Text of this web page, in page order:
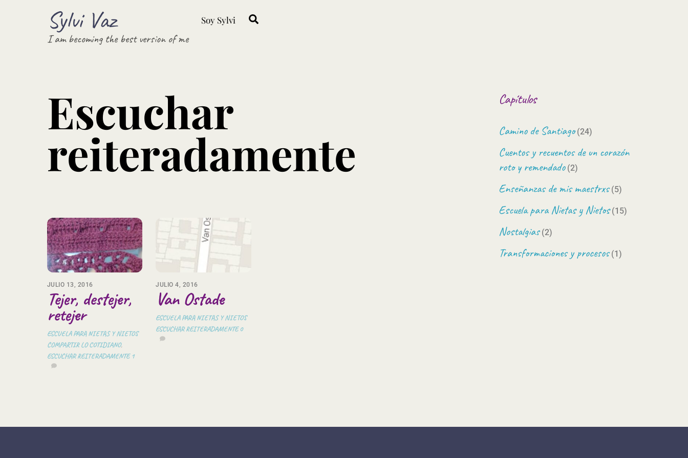
Sylvi Vaz
I am becoming the best version of me
Soy Sylvi
Escuchar
reiteradamente
JULIO 13, 2016
Tejer, destejer,
retejer
ESCUELA PARA NIETAS Y NIETOS
COMPARTIR LO COTIDIANO,
ESCUCHAR REITERADAMENTE 1
JULIO 4, 2016
Van Ostade
ESCUELA PARA NIETAS Y NIETOS
ESCUCHAR REITERADAMENTE 0
Capítulos
Camino de Santiago(24)
Cuentos y recuentos de un corazón
roto y remendado(2)
Enseñanzas de mis maestrxs(5)
Escuela para Nietas y Nietos(15)
Nostalgias(2)
Transformaciones y procesos(1)